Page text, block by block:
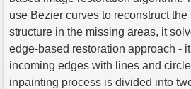
use Bezier curves to reconstruct
structure in the missing areas, it
edge-based restoration approach -
incoming edges with lines and
inpainting process is divided into